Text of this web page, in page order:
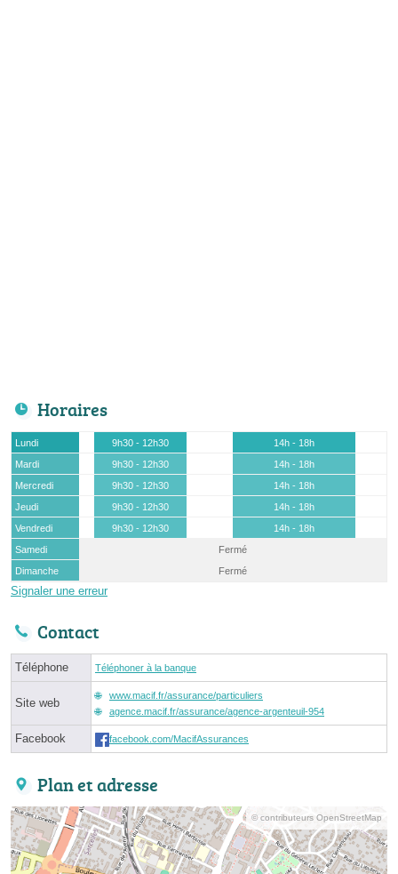
Horaires
Lundi 9h30 - 12h30
14h - 18h
Mardi
9h30 - 12h30
14h - 18h
Mercredi
9h30 - 12h30
14h - 18h
Jeudi
9h30 - 12h30
14h - 18h
Vendredi
9h30 - 12h30
14h - 18h
Samedi
Fermé
Dimanche
Fermé
Signaler une erreur
Contact
Téléphone Téléphoner à la banque
Site web
www.macif.fr/assurance/particuliers
agence.macif.fr/assurance/agence-argenteuil-954
Facebook facebook.com/MacifAssurances
Plan et adresse
© contributeurs OpenStreetMap